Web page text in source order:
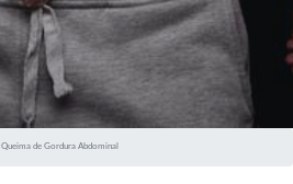
Queima de Gordura Abdominal